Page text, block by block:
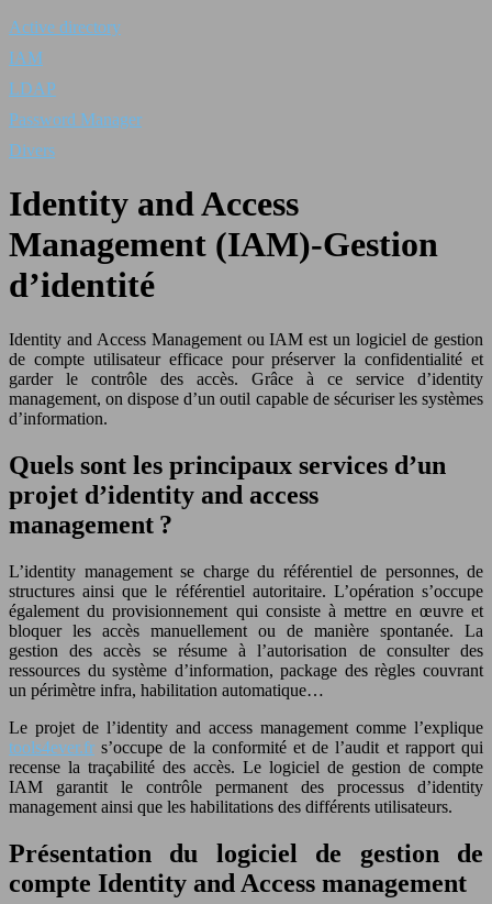
Active directory
IAM
LDAP
Password Manager
Divers
Identity and Access
Management (IAM)-Gestion
d’identité
Identity and Access Management ou IAM est un logiciel de gestion
de compte utilisateur efficace pour préserver la confidentialité et
garder le contrôle des accès. Grâce à ce service d’identity
management, on dispose d’un outil capable de sécuriser les systèmes
d’information.
Quels sont les principaux services d’un
projet d’identity and access
management ?
L’identity management se charge du référentiel de personnes, de
structures ainsi que le référentiel autoritaire. L’opération s’occupe
également du provisionnement qui consiste à mettre en œuvre et
bloquer les accès manuellement ou de manière spontanée. La
gestion des accès se résume à l’autorisation de consulter des
ressources du système d’information, package des règles couvrant
un périmètre infra, habilitation automatique…
Le projet de l’identity and access management comme l’explique
tools4ever.fr s’occupe de la conformité et de l’audit et rapport qui
recense la traçabilité des accès. Le logiciel de gestion de compte
IAM garantit le contrôle permanent des processus d’identity
management ainsi que les habilitations des différents utilisateurs.
Présentation du logiciel de gestion de
compte Identity and Access management